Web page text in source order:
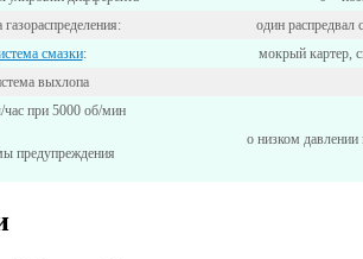
один распредвал
смазки:
мокрый картер,
выхлопа
час при 5000 об/мин
предупреждения
о низком